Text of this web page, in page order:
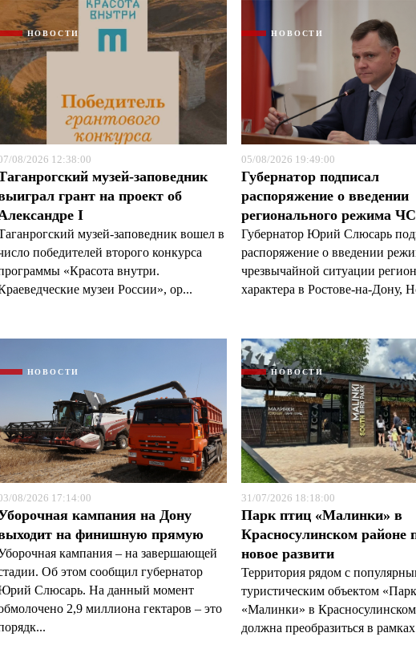
НОВОСТИ
08/2026 12:38:00
музей-заповедник
грант на проект об
I
музей-заповедник вошел в
победителей второго конкурса
«Красота внутри.
музеи России», ор...
НОВОСТИ
05/08/2026 19:49:00
Губернатор подписал
распоряжение о введении
регионального режима ЧС
Губернатор Юрий Слюсарь
распоряжение о введении
чрезвычайной ситуации
характера в Ростове-на-Дону,
НОВОСТИ
08/2026 17:14:00
кампания на Дону
на финишную прямую
кампания – на завершающей
Об этом сообщил губернатор
Слюсарь. На данный момент
2,9 миллиона гектаров – это
НОВОСТИ
31/07/2026 18:18:00
Парк птиц «Малинки» в
Красносулинском районе
новое развити
Территория рядом с
туристическим объектом
«Малинки» в
должна преобразиться в